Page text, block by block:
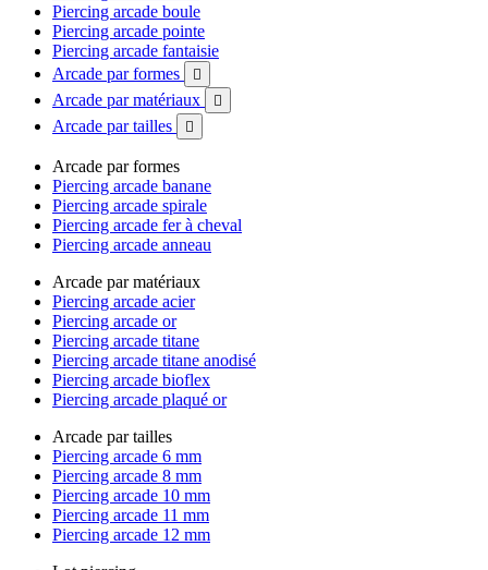
Piercing arcade boule
Piercing arcade pointe
Piercing arcade fantaisie
Arcade par formes

Arcade par matériaux 
Arcade par tailles 
Arcade par formes
Piercing arcade banane
Piercing arcade spirale
Piercing arcade fer à cheval
Piercing arcade anneau
Arcade par matériaux
Piercing arcade acier
Piercing arcade or
Piercing arcade titane
Piercing arcade titane anodisé
Piercing arcade bioflex
Piercing arcade plaqué or
Arcade par tailles
Piercing arcade 6 mm
Piercing arcade 8 mm
Piercing arcade 10 mm
Piercing arcade 11 mm
Piercing arcade 12 mm